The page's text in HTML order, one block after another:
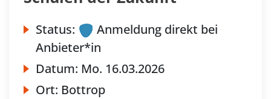
Status:
Anmeldung direkt bei
Anbieter*in
Datum: Mo. 16.03.2026
Ort: Bottrop